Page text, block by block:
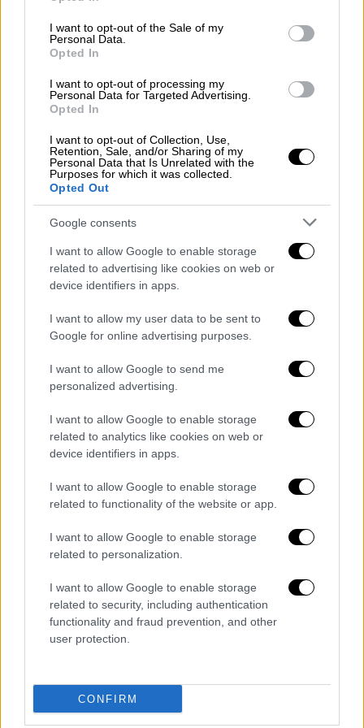
use your data for below specified purposes in below Google
consent section.
I want to opt-out of the Sale of my
Personal Data.
Opted In
I want to opt-out of processing my
Personal Data for Targeted Advertising.
Opted In
I want to opt-out of Collection, Use,
Retention, Sale, and/or Sharing of my
Personal Data that Is Unrelated with the
Purposes for which it was collected.
Opted Out
Google consents
I want to allow Google to enable storage
related to advertising like cookies on web or
device identifiers in apps.
I want to allow my user data to be sent to
Google for online advertising purposes.
I want to allow Google to send me
personalized advertising.
I want to allow Google to enable storage
related to analytics like cookies on web or
device identifiers in apps.
I want to allow Google to enable storage
related to functionality of the website or app.
I want to allow Google to enable storage
related to personalization.
I want to allow Google to enable storage
related to security, including authentication
functionality and fraud prevention, and other
user protection.
CONFIRM
το ημίχρονο.
αντιδράσει με αλλαγές, πήρε μέτρα στο
γήπεδο, αλλά δεν μπόρεσε να βρει το γκολ
της ισοφάρισης. Αντίθετα, η ΑΕΚ συνέχισε
να βρίσκει χώρους και να δημιουργεί φάσεις
με δεδομένο ότι ο ΠΑΟΚ αναγκάστηκε να
παίξει πολύ πιο ανοιχτά κυνηγώντας ένα
τέρμα. Και οι γηπεδούχοι τα κατάφεραν με
επιβλητικό τρόπο στο 73' όταν ο Κοϊτά με
ωραία ενέργεια έγραψε το 2-0, ενώ λίγο
αργότερα (80') ο Πινέδα εκμεταλλεύτηκε την
φιλοξενούμενων και με θαυμάσιο σουτ
διαμόρφωσε το τελικό 3-0.
Ο ΠΑΟΚ είχε μια στιγμή αντίδρασης στο
δοκάρι στο 87’, όμως ήταν ήδη αργά. Η
εικόνα του αγώνα και το τελικό σκορ δεν
αφήνουν κανέα περιθώριο αμφισβήτησης
στην επικράτηση της ΑΕΚ που μετά τη νίκη
επί του Ολυμπιακού στο Φάληρο, νίκησε και
τον ΠΑΟΚ κάνοντας ιδανική εκκίνηση στο
μίνι πρωτάθλημα.
Με αυτό το αποτέλεσμα, η Ένωση έφτασε
τους 66 βαθμούς και απέκτησε ισχυρό
προβάδισμα στη μάχη του τίτλου, αφήνοντας
ΠΑΟΚ και Ολυμπιακό στο -8, με τέσσερις
που ακολουθεί περιλαμβάνει απαιτητικά
παιχνίδια, αλλά και τον τελικό Κυπέλλου για